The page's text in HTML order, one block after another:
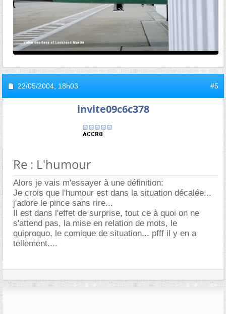
22/05/2004, 18h03 #5
invite09c6c378
Re : L'humour
Alors je vais m'essayer à une définition:
Je crois que l'humour est dans la situation décalée...
j'adore le pince sans rire...
Il est dans l'effet de surprise, tout ce à quoi on ne
s'attend pas, la mise en relation de mots, le
quiproquo, le comique de situation... pfff il y en a
tellement....